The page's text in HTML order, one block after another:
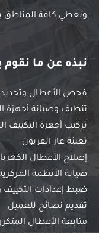
ونغطي كافة المناطق
نبذه عن ما نقوم
فحص الأعطال
تنظيف وصيانة أجهزة
تركيب أجهزة التكييف
تعبئة غاز الفريون
إصلاح الأعطال
صيانة الأنظمة
ضبط إعدادات التكييف
تقديم نصائح للعميل
متابعة الأعطال